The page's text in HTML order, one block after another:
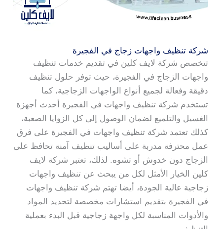
شركة تنظيف واجهات زجاج في الفجيرة
تتخصص شركة لايف كلين في تقديم خدمات تنظيف
واجهات الزجاج في الفجيرة، حيث توفر حلول تنظيف
دقيقة وفعالة لجميع أنواع الواجهات الزجاجية، كما
تستخدم شركة تنظيف واجهات في الفجيرة أحدث أجهزة
الغسيل والتلميع لضمان الوصول إلى كل الزوايا الصعبة،
كذلك تعتمد شركة تنظيف واجهات في الفجيرة على فرق
عمل محترفة مدربة على أساليب تنظيف آمنة تحافظ على
الزجاج دون خدوش أو تشوه. لذلك، تعتبر شركة لايف
كلين الخيار الأمثل لكل من يبحث عن تنظيف واجهات
زجاجية عالية الجودة، أيضا تهتم شركة تنظيف واجهات
في الفجيرة بتقديم استشارات مخصصة لتحديد المواد
والأدوات المناسبة لكل واجهة زجاجية قبل البدء بعملية